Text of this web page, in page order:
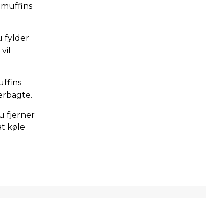
fylder
fjerner
køle